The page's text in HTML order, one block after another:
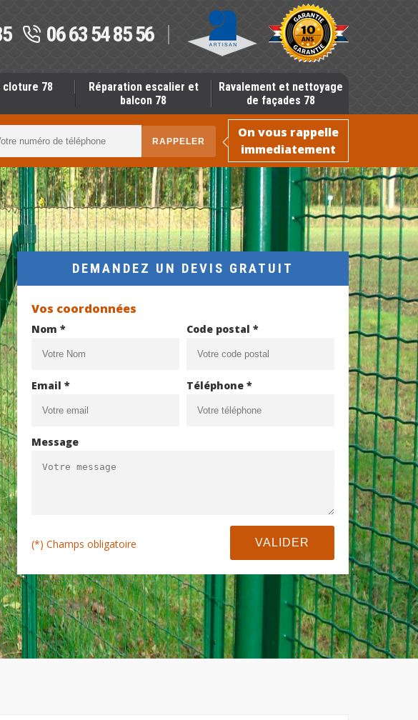
06 63 54 85 56
cloture 78
Réparation escalier et
balcon 78
Ravalement et nettoyage
de façades 78
On vous rappelle
immediatement
DEMANDEZ UN DEVIS GRATUIT
Vos coordonnées
Nom * Code postal *
Email * Téléphone *
Message
(*) Champs obligatoire